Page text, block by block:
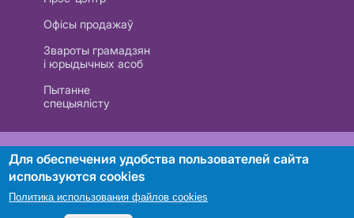
Офісы продажаў
Звароты грамадзян
і юрыдычных асоб
Пытанне
спецыялісту
РУП «Белтэлекам». УНП 101007741
Для обеспечения удобства пользователей сайта
используются cookies
Политика использования файлов cookies